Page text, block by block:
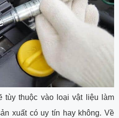
tùy thuộc vào loại vật liệu làm
xuất có uy tín hay không. Về